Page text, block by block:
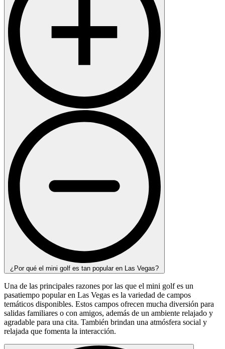
¿Por qué el mini golf es tan popular en Las Vegas?
Una de las principales razones por las que el mini golf es un
pasatiempo popular en Las Vegas es la variedad de campos
temáticos disponibles. Estos campos ofrecen mucha diversión para
salidas familiares o con amigos, además de un ambiente relajado y
agradable para una cita. También brindan una atmósfera social y
relajada que fomenta la interacción.